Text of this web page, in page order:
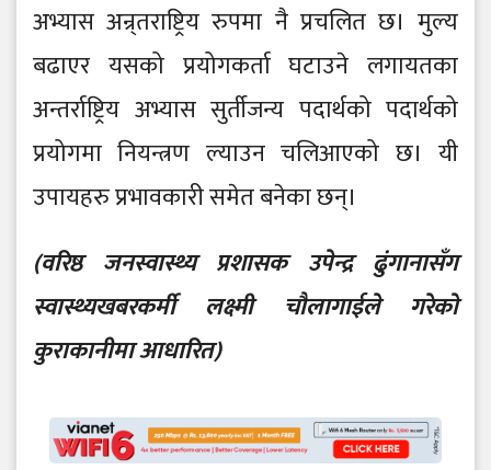
अभ्यास अन्र्तराष्ट्रिय रुपमा नै प्रचलित छ। मुल्य
बढाएर यसको प्रयोगकर्ता घटाउने लगायतका
अन्तर्राष्ट्रिय अभ्यास सुर्तीजन्य पदार्थको पदार्थको
प्रयोगमा नियन्त्रण ल्याउन चलिआएको छ। यी
उपायहरु प्रभावकारी समेत बनेका छन्।
(वरिष्ठ जनस्वास्थ्य प्रशासक उपेन्द्र ढुंगानासँग
स्वास्थ्यखबरकर्मी लक्ष्मी चौलागाईले गरेको
कुराकानीमा आधारित)